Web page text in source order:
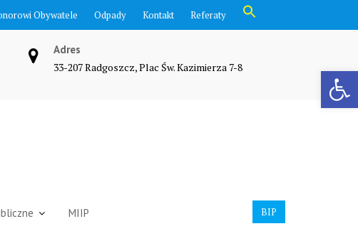
Otwórz pasek narzędzi
Obywatele Odpady Kontakt Referaty
Search Button
Adres
33-207 Radgoszcz, Plac Św. Kazimierza 7-8
BIP
MIIP